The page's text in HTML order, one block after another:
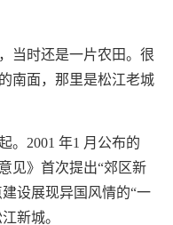
当时还是一片农田。很
南面，那里是松江老城
。2001 年1 月公布的
见》首次提出“郊区新
设展现异国风情的“一
新城。